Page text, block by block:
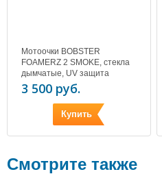
Мотоочки BOBSTER
FOAMERZ 2 SMOKE, стекла
дымчатые, UV защита
3 500 руб.
Купить
Смотрите также